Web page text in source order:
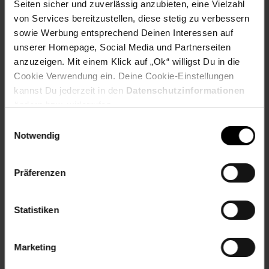
Seiten sicher und zuverlässig anzubieten, eine Vielzahl
von Services bereitzustellen, diese stetig zu verbessern
sowie Werbung entsprechend Deinen Interessen auf
unserer Homepage, Social Media und Partnerseiten
anzuzeigen. Mit einem Klick auf „Ok“ willigst Du in die
Cookie Verwendung ein. Deine Cookie-Einstellungen
kannst Du jederzeit in den Datenschutzinformationen
Notwendig
Präferenzen
Statistiken
Marketing
Solide Verarbeitung
Pflegehinweise:
Leichte Verschmutzung mit feuchtem Baumwolltuch
abwischen
Zur Reinigung empfehlen wir nur Seifenlauge, Wasser und
ein weiches Tuch zu verwenden
Oberflächen nur mit geeignetem Aufsatz absaugen
Artikel gehört zur Kategorie: